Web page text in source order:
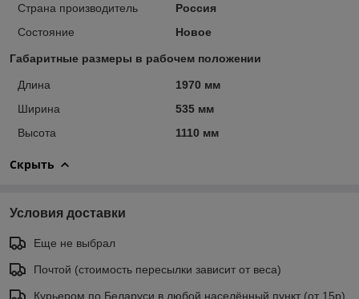
Страна производитель
Россия
Состояние
Новое
Габаритные размеры в рабочем положении
Длина
1970 мм
Ширина
535 мм
Высота
1110 мм
Скрыть
Условия доставки
Еще не выбрал
Почтой (стоимость пересылки зависит от веса)
Курьером по Беларуси в любой населённый пункт (от 15р)